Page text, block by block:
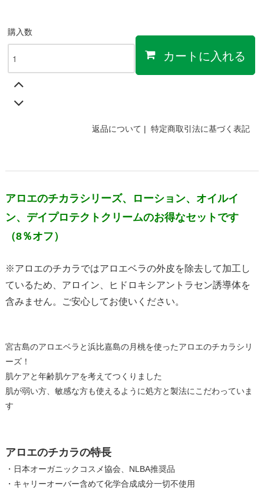
購入数
カートに入れる
返品について |特定商取引法に基づく表記
アロエのチカラシリーズ、ローション、オイルイ
ン、デイプロテクトクリームのお得なセットです
（8％オフ）
※アロエのチカラではアロエベラの外皮を除去して加工し
ているため、アロイン、ヒドロキシアントラセン誘導体を
含みません。ご安心してお使いください。
宮古島のアロエベラと浜比嘉島の月桃を使ったアロエのチカラシリ
ーズ！
肌ケアと年齢肌ケアを考えてつくりました
肌が弱い方、敏感な方も使えるように処方と製法にこだわっていま
す
アロエのチカラの特長
・日本オーガニックコスメ協会、NLBA推奨品
・キャリーオーバー含めて化学合成成分一切不使用